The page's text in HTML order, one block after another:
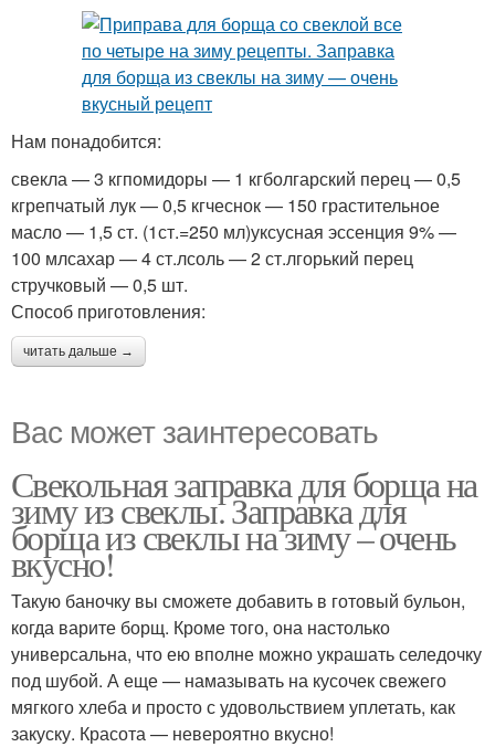
Нам понадобится:
свекла — 3 кгпомидоры — 1 кгболгарский перец — 0,5
кгрепчатый лук — 0,5 кгчеснок — 150 грастительное
масло — 1,5 ст. (1ст.=250 мл)уксусная эссенция 9% —
100 млсахар — 4 ст.лсоль — 2 ст.лгорький перец
стручковый — 0,5 шт.
Способ приготовления:
читать дальше →
Вас может заинтересовать
Свекольная заправка для борща на
зиму из свеклы. Заправка для
борща из свеклы на зиму – очень
вкусно!
Такую баночку вы сможете добавить в готовый бульон,
когда варите борщ. Кроме того, она настолько
универсальна, что ею вполне можно украшать селедочку
под шубой. А еще — намазывать на кусочек свежего
мягкого хлеба и просто с удовольствием уплетать, как
закуску. Красота — невероятно вкусно!